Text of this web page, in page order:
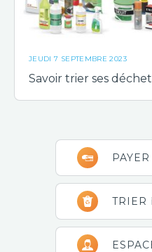
JEUDI 7 SEPTEMBRE 2023
Savoir trier ses
Barre
latérale
principale
TRIER